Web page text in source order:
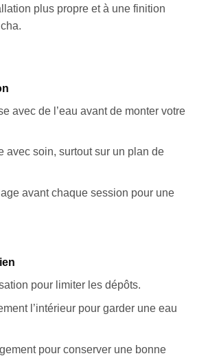
plus propre et à une finition
avec de l’eau avant de monter votre
avec soin, surtout sur un plan de
avant chaque session pour une
pour limiter les dépôts.
l’intérieur pour garder une eau
pour conserver une bonne